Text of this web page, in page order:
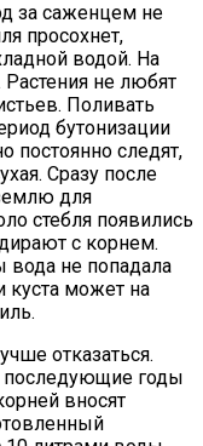
за саженцем не
просохнет,
водой. На
не любят
Поливать
бутонизации
постоянно следят,
Сразу после
для
стебля появились
с корнем.
вода не попадала
куста может на
отказаться.
последующие годы
вносят